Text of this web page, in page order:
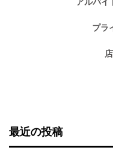
プラ
最近の投稿